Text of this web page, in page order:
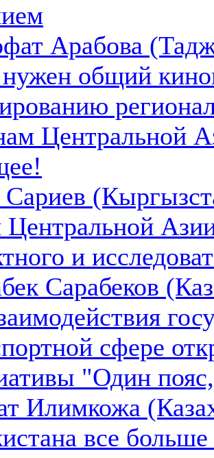
Арабова
общий
Центральной
Центральной
и
Сарабеков
сфере
"Один
Илимкожа
все